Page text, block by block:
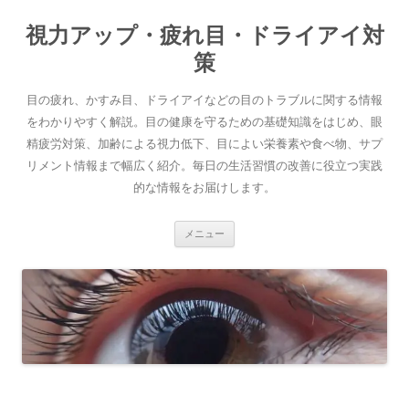
テ
ン
キ
ッ
プ
視力アップ・疲れ目・ドライアイ対
策
目の疲れ、かすみ目、ドライアイなどの目のトラブルに関する情報
をわかりやすく解説。目の健康を守るための基礎知識をはじめ、眼
精疲労対策、加齢による視力低下、目によい栄養素や食べ物、サプ
リメント情報まで幅広く紹介。毎日の生活習慣の改善に役立つ実践
的な情報をお届けします。
メニュー